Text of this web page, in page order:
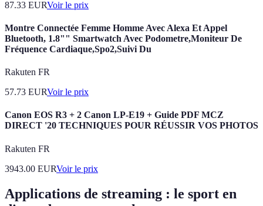
87.33 EURVoir le prix
Montre Connectée Femme Homme Avec Alexa Et Appel
Bluetooth, 1.8"" Smartwatch Avec Podometre,Moniteur De
Fréquence Cardiaque,Spo2,Suivi Du
Rakuten FR
57.73 EURVoir le prix
Canon EOS R3 + 2 Canon LP-E19 + Guide PDF MCZ
DIRECT '20 TECHNIQUES POUR RÉUSSIR VOS PHOTOS
Rakuten FR
3943.00 EURVoir le prix
Applications de streaming : le sport en